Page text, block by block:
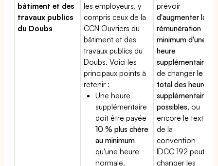
bâtiment et des
travaux publics
du Doubs
les employeurs, y
compris ceux de la
CCN Ouvriers du
bâtiment et des
travaux publics du
Doubs. Voici les
principaux points à
retenir :
Une heure
supplémentaire
doit être payée
10 % plus chère
au minimum
qu'une heure
normale.
prévoir
d'augmenter la
rémunération
minimum d'une
heure
supplémentaire
de changerle
total des heures
supplémentaires
possibles, ou
encore le texte
de la
convention
IDCC 192 peut
changer les